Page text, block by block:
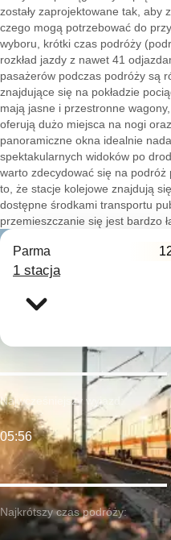
zostały zaprojektowane tak, aby
czego mogą potrzebować do
wyboru, krótki czas podróży
rozkład jazdy z nawet 41
pasażerów podczas podróży są
znajdujące się na pokładzie
mają jasne i przestronne
oferują dużo miejsca na nogi
panoramiczne okna idealnie
spektakularnych widoków po
warto zdecydować się na
to, że stacje kolejowe znajdują
dostępne środkami transportu
przemieszczanie się jest bardzo
Parma
1 stacja
Najkrótszy czas podróży:
Najwcześniejszy wyjazd:
05:56